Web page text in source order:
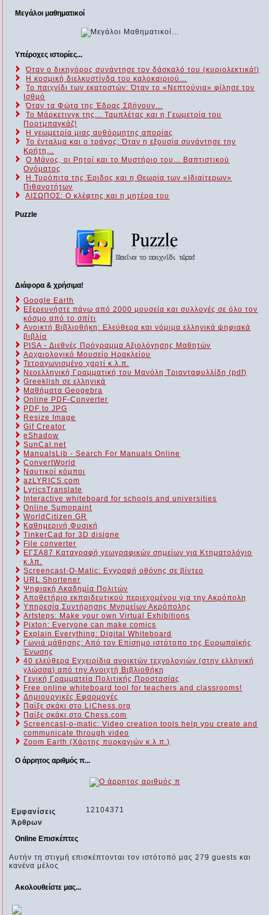
Μεγάλοι μαθηματικοί
Υπέροχες ιστορίες...
Όταν ο δικηγόρος συνάντησε τον δάσκαλό του (κυριολεκτικά!)
Η κοσμική διελκυστίνδα του καλοκαιριού...
Το παιχνίδι των εκατοστών: Όταν το «Νεπτούνια» φίλησε τον
Ισθμό
Όταν τα Φώτα της Έδρας Σβήνουν...
Το Μάρκετινγκ της... Ταμπλέτας και η Γεωμετρία του
Πορτμπαγκάζ!
Η γεωμετρία μιας αυθόρμητης απορίας
Το ένταλμα και ο τράγος: Όταν η εξουσία συνάντησε την
Κρήτη...
Ο Μάνος, οι Ρητοί και το Μυστήριο του... Βαπτιστικού
Ονόματος
Η Τυρόπιτα της Έριδος και η Θεωρία των «Ιδιαίτερων»
Πιθανοτήτων
ΑΙΣΩΠΟΣ: Ο κλέφτης και η μητέρα του
Puzzle
Διάφορα & χρήσιμα!
Google Earth
Εξερευνήστε πάνω από 2000 μουσεία και συλλογές σε όλο τον
κόσμο από το σπίτι
Ανοικτή Βιβλιοθήκη: Ελεύθερα και νόμιμα ελληνικά ψηφιακά
βιβλία
PISA - Διεθνές Πρόγραμμα Αξιολόγησης Μαθητών
Αρχαιολογικό Μουσείο Ηρακλείου
Τετραγωνισμένο χαρτί κ.λ.π.
Νεοελληνική Γραμματική του Μανόλη Τριανταφυλλίδη (pdf)
Greeklish σε ελληνικά
Μαθήματα Geogebra
Online PDF-Converter
PDF to JPG
Resize Image
Gif Creator
eShadow
SunCal.net
ManualsLib - Search For Manuals Online
ConvertWorld
Ναυτικοί κόμποι
azLYRICS.com
LyricsTranslate
Interactive whiteboard for schools and universities
Online Sumopaint
WorldCitizen.GR
Καθημερινή Φυσική
TinkerCad for 3D disigne
File converter
ΕΓΣΑ87 Καταγραφή γεωγραφικών σημείων για Κτηματολόγιο
κ.λπ.
Screencast-O-Matic: Εγγραφή οθόνης σε βίντεο
URL Shortener
Ψηφιακή Ακαδημία Πολιτών
Αποθετήριο εκπαιδευτικού περιεχομένου για την Ακρόπολη
Υπηρεσία Συντήρησης Μνημείων Ακρόπολης
Artsteps: Make your own Virtual Exhibitions
Pixton: Everyone can make comics
Explain Everything: Digital Whiteboard
Γωνιά μάθησης: Από τον Επίσημο ιστότοπο της Ευρωπαϊκής
Ένωσης
40 ελεύθερα Εγχειρίδια ανοικτών τεχνολογιών (στην ελληνική
γλώσσα) από την Ανοιχτή Βιβλιοθήκη
Γενική Γραμματεία Πολιτικής Προστασίας
Free online whiteboard tool for teachers and classrooms!
Δημιουργικές Εφαρμογές
Παίξε σκάκι στο LiChess.org
Παίξε σκάκι στο Chess.com
Screencast-o-matic: Video creation tools help you create and
communicate through video
Zoom Earth (Χάρτης πυρκαγιών κ.λ.π.)
Ο άρρητος αριθμός π...
Εμφανίσεις
Άρθρων
12104371
Online Επισκέπτες
Αυτήν τη στιγμή επισκέπτονται τον ιστότοπό μας 279 guests και
κανένα μέλος
Ακολουθείστε μας...